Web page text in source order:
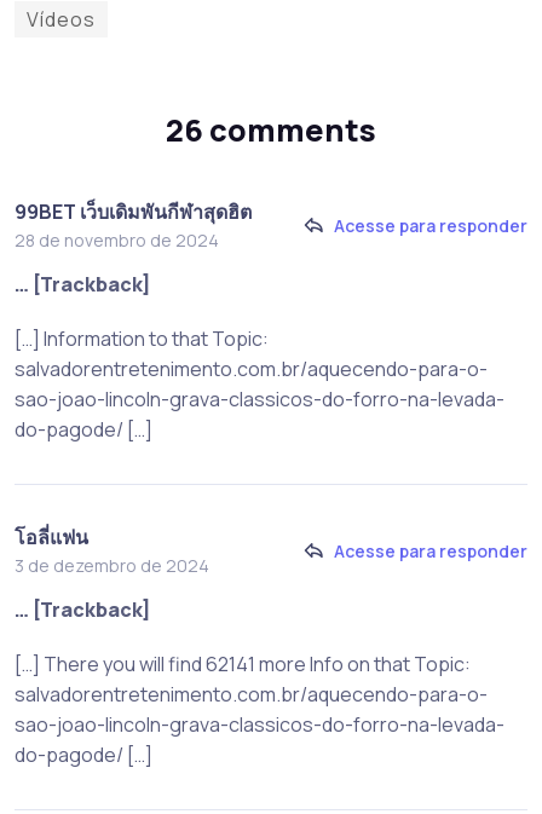
Vídeos
26 comments
99BET เว็บเดิมพันกีฬาสุดฮิต
28 de novembro de 2024
Acesse para responder
… [Trackback]
[…] Information to that Topic:
salvadorentretenimento.com.br/aquecendo-para-o-
sao-joao-lincoln-grava-classicos-do-forro-na-levada-
do-pagode/ […]
โอลี่แฟน
3 de dezembro de 2024
Acesse para responder
… [Trackback]
[…] There you will find 62141 more Info on that Topic:
salvadorentretenimento.com.br/aquecendo-para-o-
sao-joao-lincoln-grava-classicos-do-forro-na-levada-
do-pagode/ […]